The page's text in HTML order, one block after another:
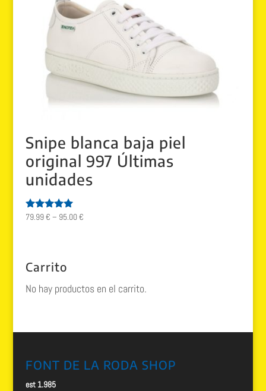
Snipe blanca baja piel
original 997 Últimas
unidades
Valorado
79.99€ – 95.00€
Carrito
No hay productos en el carrito.
FONT DE LA RODA SHOP
est 1.985